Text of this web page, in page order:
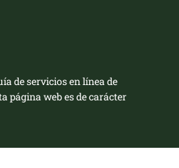
de servicios en línea de
página web es de carácter